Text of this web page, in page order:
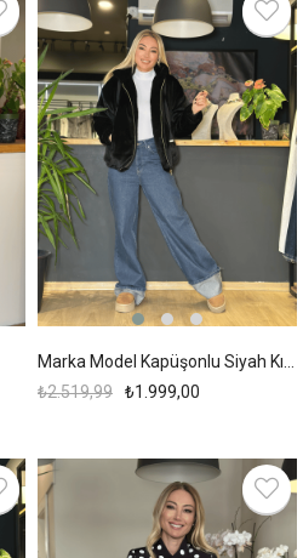
₺1.999,00
₺2.519,99